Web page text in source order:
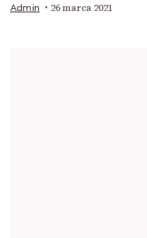
Admin 26 marca 2021